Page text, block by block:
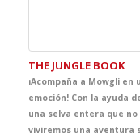
THE JUNGLE BOOK
¡Acompaña a Mowgli
emoción! Con la ayuda
una selva entera que
viviremos una aventura